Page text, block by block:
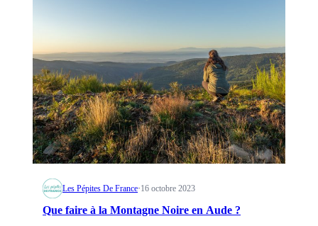
Les Pépites De France·16 octobre 2023
Que faire à la Montagne Noire en Aude ?